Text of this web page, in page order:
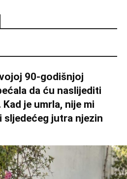
90-godišnjoj
da ću naslijediti
je umrla, nije mi
sljedećeg jutra njezin